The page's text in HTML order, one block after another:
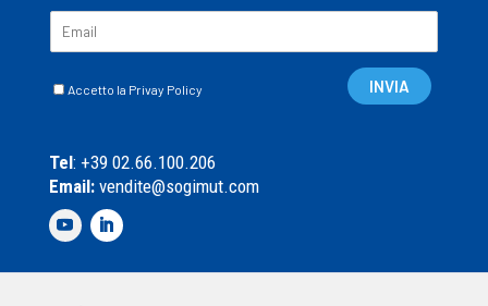
C
l
e
d
Accetto la Privay Policy INVIA
Tel: +39 02.66.100.206
Email:vendite@sogimut.com